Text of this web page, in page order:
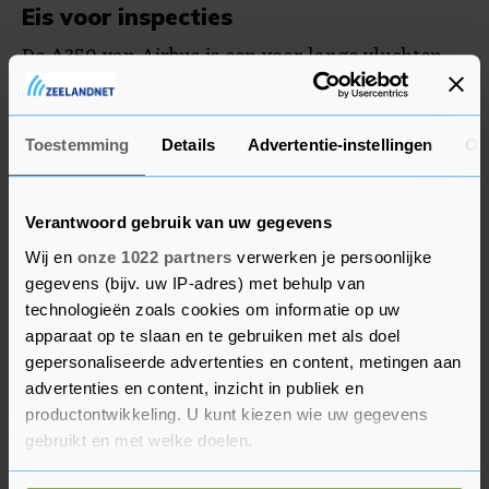
Toestemming Details Advertentie-instellingen
Verantwoord gebruik van uw gegevens
Wij en onze 1022 partners verwerken je persoonlijke
gegevens (bijv. uw IP-adres) met behulp van
technologieën zoals cookies om informatie op uw
apparaat op te slaan en te gebruiken met als doel
gepersonaliseerde advertenties en content, metingen aan
advertenties en content, inzicht in publiek en
productontwikkeling. U kunt kiezen wie uw gegevens
gebruikt en met welke doelen.
Eis voor inspecties
De A350 van Airbus is een voor lange vluchten
bestemd vliegtuig met brede romp, wat betekent
dat er genoeg ruimte is voor twee of meer
gangpaden tussen de stoelen. De grootste
uitvoeringen van het vliegtuig kunnen
vijfhonderd passagiers vervoeren. De A350 is het
grootste model dat Airbus nog levert, nadat de
Europese vliegtuigfabrikant in 2021 was gestopt
met de productie van zijn 'superjumbo' A380.
Air France heeft A350-vliegtuigen in zijn vloot,
maar een woordvoerder laat weten dat de eis
voor inspecties niet voor deze toestellen geldt. De
Franse zustermaatschappij van KLM vliegt
namelijk met de A350-900, terwijl na contact